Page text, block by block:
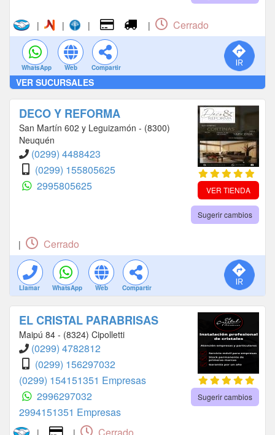
| | | | Cerrado
WhatsApp Web Compartir
VER SUCURSALES
DECO Y REFORMA
San Martín 602 y Leguizamón - (8300)
Neuquén
(0299) 4488423
(0299) 155805625
2995805625
VER TIENDA
Sugerir cambios
| Cerrado
Llamar WhatsApp Web Compartir
EL CRISTAL PARABRISAS
Maipú 84 - (8324) Cipolletti
(0299) 4782812
(0299) 156297032
(0299) 154151351 Empresas
2996297032
2994151351 Empresas
Sugerir cambios
| | Cerrado